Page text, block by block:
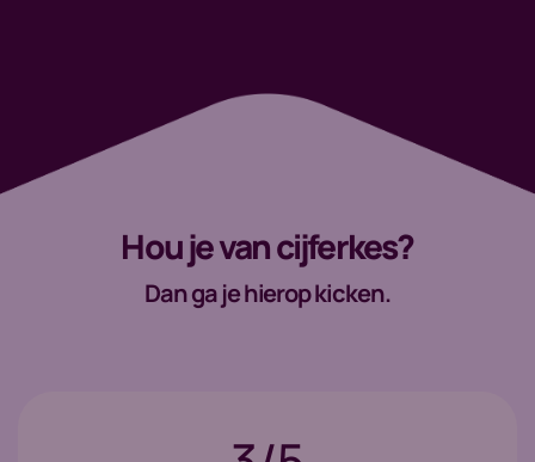
Hou je van cijferkes?
Dan ga je hierop kicken.